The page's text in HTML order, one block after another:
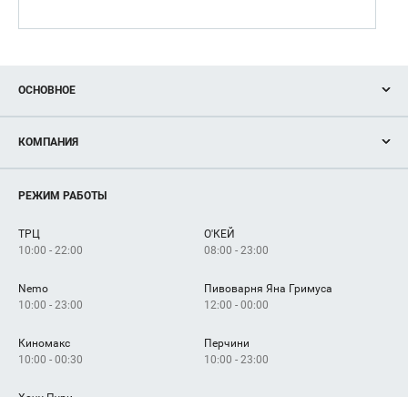
ОСНОВНОЕ
Новости
Магазины
Услуги
КОМПАНИЯ
Рекламодателям
Как добраться
РЕЖИМ РАБОТЫ
ТРЦ
10:00 - 22:00
О'КЕЙ
08:00 - 23:00
Nemo
10:00 - 23:00
Пивоварня Яна Гримуса
12:00 - 00:00
Киномакс
10:00 - 00:30
Перчини
10:00 - 23:00